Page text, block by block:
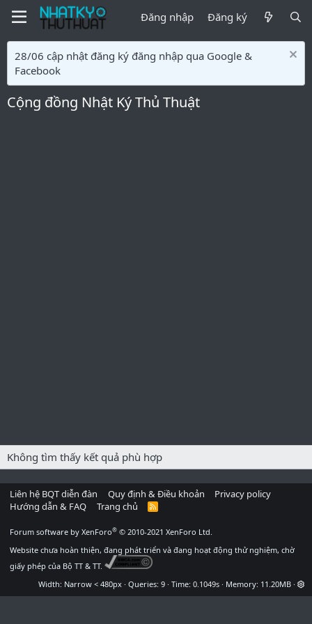
Đăng nhập Đăng ký
28/06 cập nhật đăng ký đăng nhập qua Google &
Facebook
Cộng đồng Nhật Ký Thủ Thuật
Không tìm thấy kết quả phù hợp
Liên hệ BQT diễn đàn Quy định & Điều khoản
Privacy policy
Hướng dẫn & FAQ
Trang chủ
R
Forum software by XenForo® © 2010-2021 XenForo Ltd.
Website chưa hoàn thiện, đang phát triển và đang hoạt động thử nghiệm, chờ
giấy phép của Bộ TT & TT.
Width
Queries 9 Time 0.1049s Memory 11.20MB